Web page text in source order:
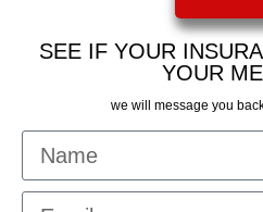
SEE IF YOUR
YOUR
we will message you